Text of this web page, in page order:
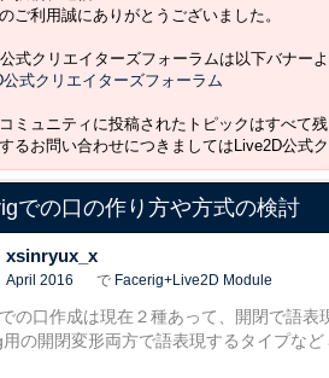
ご利用誠にありがとうございました。
式クリエイターズフォーラムは以下バナー
ミュニティに投稿されたトピックはすべて
るお問い合わせにつきましてはLive2D公式
での口の作り方や方式の検討
xsinryux_x
April 2016 で Facerig+Live2D Module
の口作成は現在２種あって、開閉で語表
の開閉変形両方で語表現するタイプな